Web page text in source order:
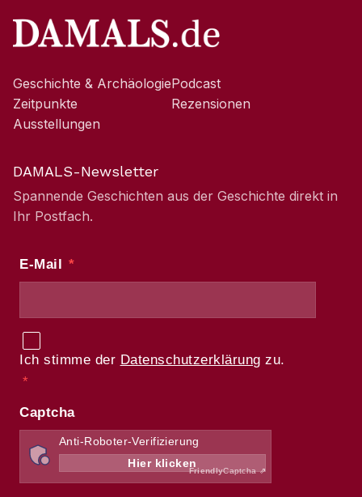
Geschichte & Archäologie
Zeitpunkte
Ausstellungen
Podcast
Rezensionen
DAMALS-Newsletter
Spannende Geschichten aus der Geschichte direkt in
Ihr Postfach.